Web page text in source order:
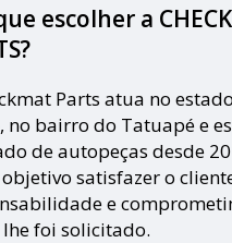
escolher a
Parts atua no
no bairro do Tatuapé e
de autopeças desde
satisfazer o
e
foi solicitado.